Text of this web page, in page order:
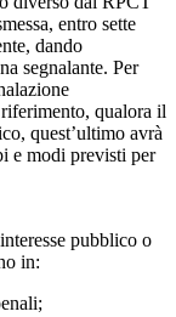
entro sette
dando
segnalante. Per
qualora il
quest’ultimo avrà
e modi previsti per
pubblico o
in: